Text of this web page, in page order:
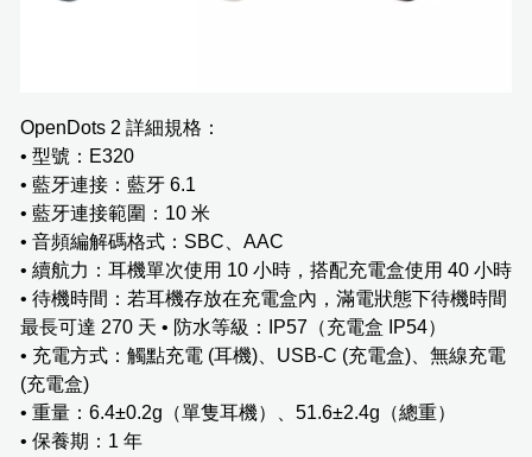
OpenDots 2 詳細規格：
• 型號：E320
• 藍牙連接：藍牙 6.1
• 藍牙連接範圍：10 米
• 音頻編解碼格式：SBC、AAC
• 續航力：耳機單次使用 10 小時，搭配充電盒使用 40 小時
• 待機時間：若耳機存放在充電盒內，滿電狀態下待機時間
最長可達 270 天 • 防水等級：IP57（充電盒 IP54）
• 充電方式：觸點充電 (耳機)、USB-C (充電盒)、無線充電
(充電盒)
• 重量：6.4±0.2g（單隻耳機）、51.6±2.4g（總重）
• 保養期：1 年